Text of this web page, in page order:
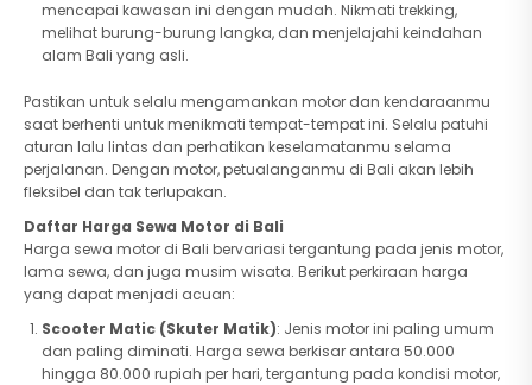
mencapai kawasan ini dengan mudah. Nikmati trekking,
melihat burung-burung langka, dan menjelajahi keindahan
alam Bali yang asli.
Pastikan untuk selalu mengamankan motor dan kendaraanmu
saat berhenti untuk menikmati tempat-tempat ini. Selalu patuhi
aturan lalu lintas dan perhatikan keselamatanmu selama
perjalanan. Dengan motor, petualanganmu di Bali akan lebih
fleksibel dan tak terlupakan.
Daftar Harga Sewa Motor di Bali
Harga sewa motor di Bali bervariasi tergantung pada jenis motor,
lama sewa, dan juga musim wisata. Berikut perkiraan harga
yang dapat menjadi acuan:
Scooter Matic (Skuter Matik): Jenis motor ini paling umum
dan paling diminati. Harga sewa berkisar antara 50.000
hingga 80.000 rupiah per hari, tergantung pada kondisi motor,